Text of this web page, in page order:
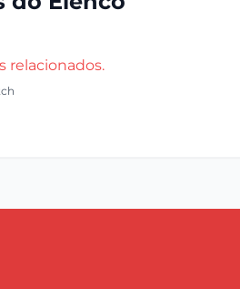
relacionados.